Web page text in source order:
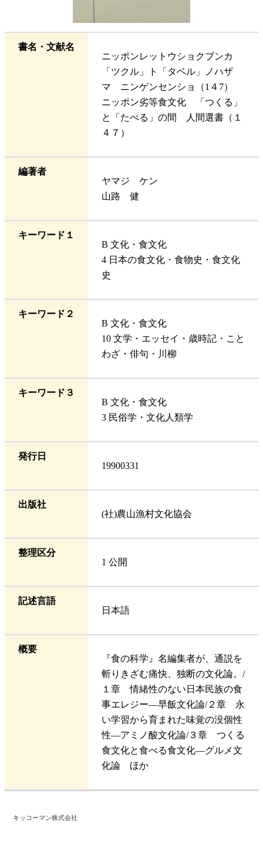
書名・文献名
ニッポンレットウショクブンカ
「ツクル」ト「タベル」ノハザ
マ ニンゲンセンショ（1４7）
ニッポン劣等食文化 「つくる」
と「たべる」の間 人間選書（１
４７）
編著者
ヤマジ ケン
山路 健
キーワード１
B 文化・食文化
4 日本の食文化・食物史・食文化
史
キーワード２
B 文化・食文化
10 文学・エッセイ・歳時記・こと
わざ・俳句・川柳
キーワード３
B 文化・食文化
3 民俗学・文化人類学
発行日
19900331
出版社
(社)農山漁村文化協会
整理区分
1 公開
記述言語
日本語
概要
『食の科学』名編集者が、通説を
斬りきざむ痛快、独断の文化論。/
１章 情緒性のない日本民族の食
事エレジー―早飯文化論/２章 永
い学習から育まれた味覚の没個性
性―アミノ酸文化論/３章 つくる
食文化と食べる食文化―グルメ文
化論 ほか
キッコーマン株式会社